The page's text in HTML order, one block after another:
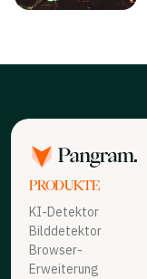
PRODUKTE
KI-Detektor
Bilddetektor
Browser-
Erweiterung